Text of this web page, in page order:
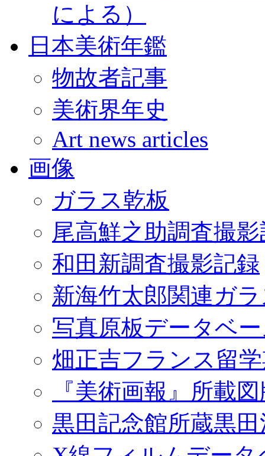
による）
日本美術年鑑
物故者記事
美術界年史
Art news articles
画像
ガラス乾板
尾高鮮之助調査撮
和田新調査撮影記録
新海竹太郎関連ガ
写真原板データベ
畑正吉フランス留
『美術画報』所載
黒田記念館所蔵黒